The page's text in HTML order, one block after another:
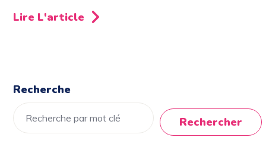
Lire L'article
Recherche
Rechercher